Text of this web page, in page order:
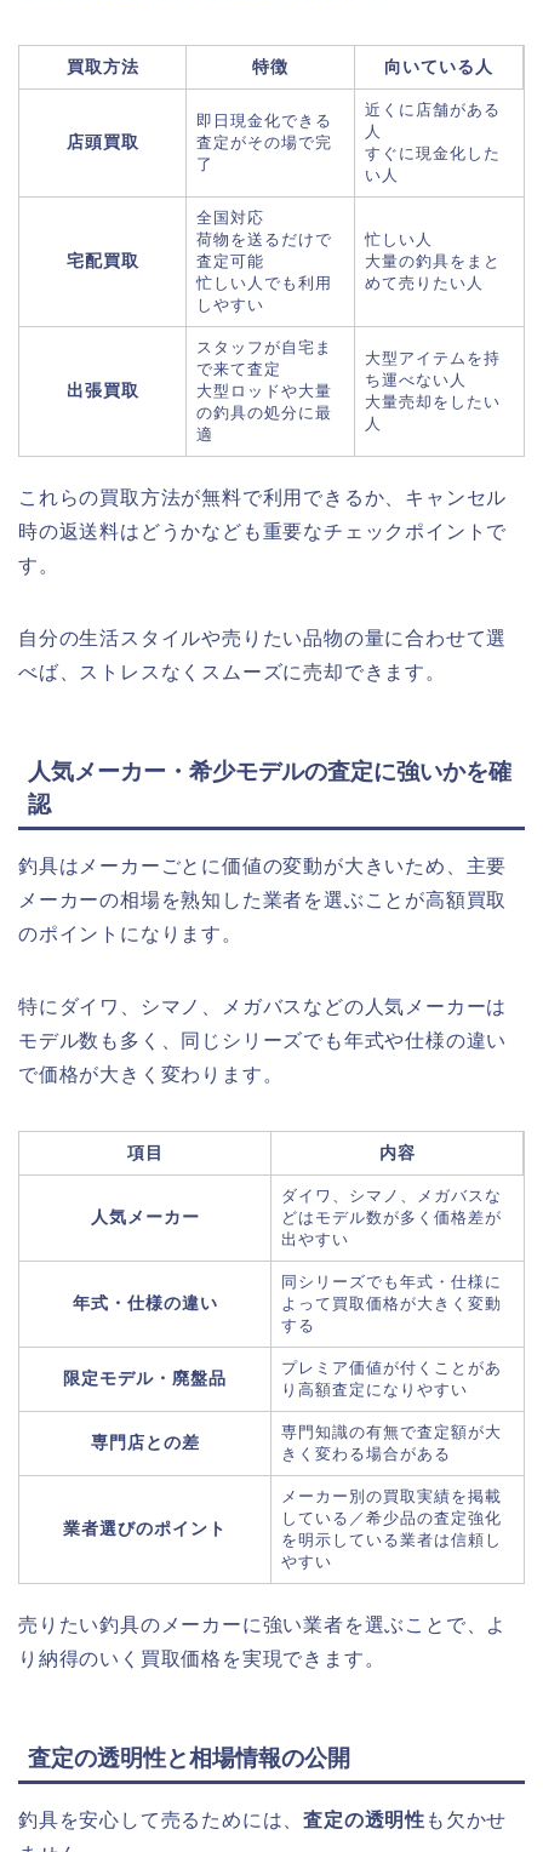
買取方法 特徴 向いている人
店頭買取
即日現金化できる
査定がその場で完
了
近くに店舗がある
人
すぐに現金化した
い人
宅配買取
全国対応
荷物を送るだけで
査定可能
忙しい人でも利用
しやすい
忙しい人
大量の釣具をまと
めて売りたい人
出張買取
スタッフが自宅ま
で来て査定
大型ロッドや大量
の釣具の処分に最
適
大型アイテムを持
ち運べない人
大量売却をしたい
人
これらの買取方法が無料で利用できるか、キャンセル
時の返送料はどうかなども重要なチェックポイントで
す。
自分の生活スタイルや売りたい品物の量に合わせて選
べば、ストレスなくスムーズに売却できます。
人気メーカー・希少モデルの査定に強いかを確
認
釣具はメーカーごとに価値の変動が大きいため、主要
メーカーの相場を熟知した業者を選ぶことが高額買取
のポイントになります。
特にダイワ、シマノ、メガバスなどの人気メーカーは
モデル数も多く、同じシリーズでも年式や仕様の違い
で価格が大きく変わります。
項目 内容
人気メーカー
ダイワ、シマノ、メガバスな
どはモデル数が多く価格差が
出やすい
年式・仕様の違い
同シリーズでも年式・仕様に
よって買取価格が大きく変動
する
限定モデル・廃盤品
プレミア価値が付くことがあ
り高額査定になりやすい
専門店との差
専門知識の有無で査定額が大
きく変わる場合がある
業者選びのポイント
メーカー別の買取実績を掲載
している／希少品の査定強化
を明示している業者は信頼し
やすい
売りたい釣具のメーカーに強い業者を選ぶことで、よ
り納得のいく買取価格を実現できます。
査定の透明性と相場情報の公開
釣具を安心して売るためには、査定の透明性 も欠かせ